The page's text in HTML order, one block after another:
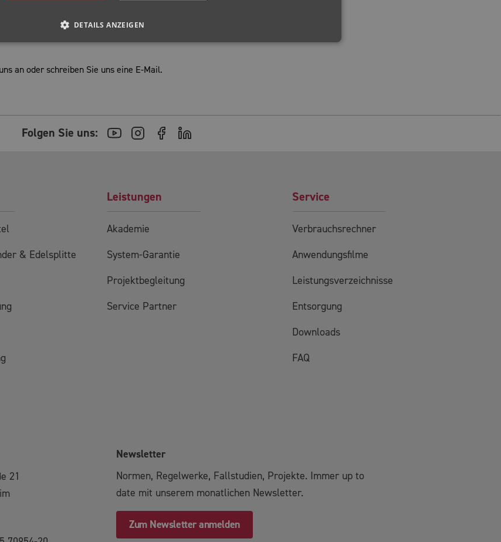
.
an oder schreiben Sie uns eine E-Mail.
Folgen Sie uns:
& Edelsplitte
Leistungen
Akademie
System-Garantie
Projektbegleitung
Service Partner
Service
Verbrauchsrechner
Anwendungsfilme
Leistungsverzeichnisse
Entsorgung
Downloads
FAQ
21
Newsletter
Normen, Regelwerke, Fallstudien, Projekte. Immer up to
date mit unserem monatlichen Newsletter.
Zum Newsletter anmelden
DETAILS ANZEIGEN